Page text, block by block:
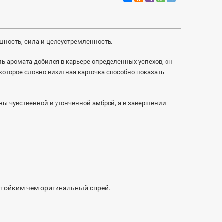
сила и целеустремленность.
добился в карьере определенных успехов, он
словно визитная карточка способно показать
и утонченной амброй, а в завершении
чем оригинальный спрей.